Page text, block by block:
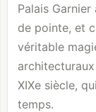
Palais
de pointe, et
véritable
XIXe siècle,
temps.